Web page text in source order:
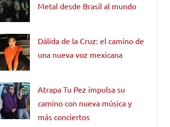
Metal desde Brasil al mundo
Dálida de la Cruz: el camino de
una nueva voz mexicana
Atrapa Tu Pez impulsa su
camino con nueva música y
más conciertos